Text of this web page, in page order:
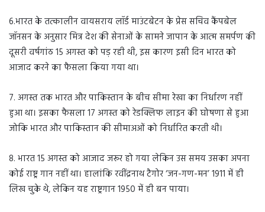
6.भारत के तत्कालीन वायसराय लॉर्ड माउंटबेटन के प्रेस सचिव कैंपबेल
जॉनसन के अनुसार मित्र देश की सेनाओं के सामने जापान के आत्म समर्पण की
दूसरी वर्षगांठ 15 अगस्त को पड़ रही थी, इस कारण इसी दिन भारत को
आजाद करने का फैसला किया गया था।
7. अगस्त तक भारत और पाकिस्तान के बीच सीमा रेखा का निर्धारण नहीं
हुआ था। इसका फैसला 17 अगस्त को रेडक्लिफ लाइन की घोषणा से हुआ
जोकि भारत और पाकिस्तान की सीमाअओं को निर्धारित करती थी।
8. भारत 15 अगस्त को आजाद जरूर हो गया लेकिन उस समय उसका अपना
कोई राष्ट्र गान नहीं था। हालांकि रवींद्रनाथ टैगोर ‘जन-गण-मन’ 1911 में ही
लिख चुके थे, लेकिन यह राष्ट्रगान 1950 में ही बन पाया।